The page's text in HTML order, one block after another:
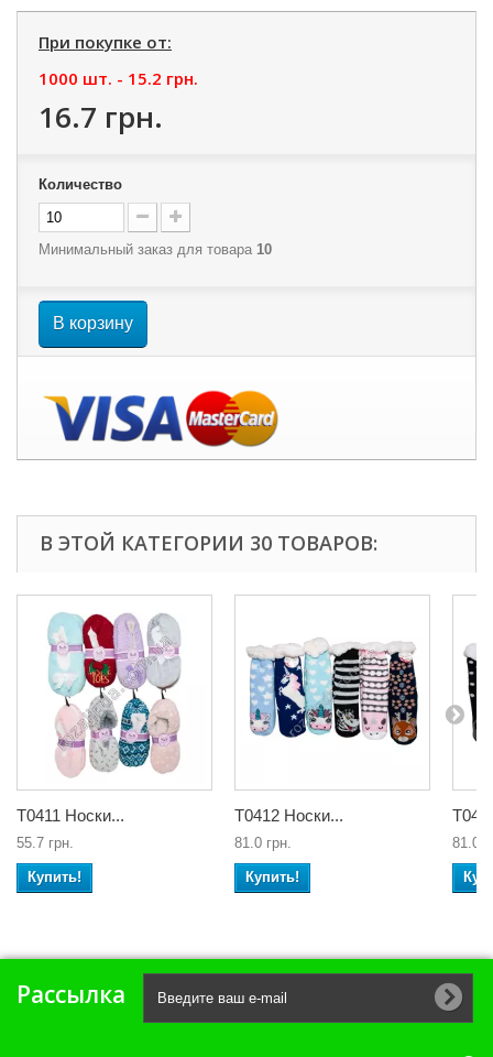
При покупке от:
1000 шт. - 15.2 грн.
16.7 грн.
Количество
Минимальный заказ для товара 10
В корзину
В ЭТОЙ КАТЕГОРИИ 30 ТОВАРОВ:
Т0411 Носки...
55.7 грн.
Купить!
Т0412 Носки...
81.0 грн.
Купить!
81.0
Рассылка